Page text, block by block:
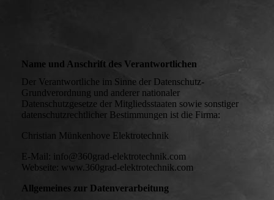
Name und Anschrift des Verantwortlichen
Der Verantwortliche im Sinne der Datenschutz-
Grundverordnung und anderer nationaler
Datenschutzgesetze der Mitgliedsstaaten sowie sonstiger
datenschutzrechtlicher Bestimmungen ist die Firma:
Christian Münkenhove Elektrotechnik
E-Mail: info@360grad-elektrotechnik.com
Webseite: www.360grad-elektrotechnik.com
Allgemeines zur Datenverarbeitung